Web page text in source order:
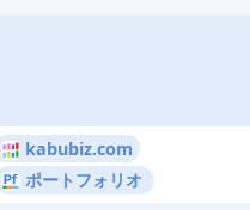
kabubiz.com
ポートフォリオ